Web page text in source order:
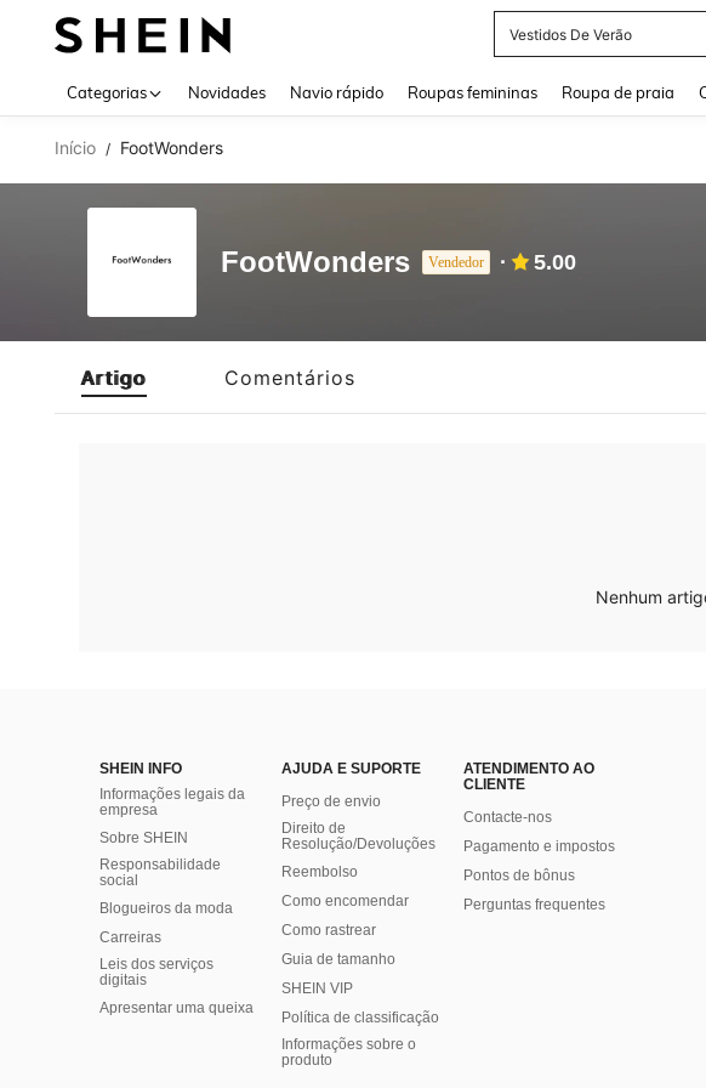
Vestidos De Verão
Categorias Novidades Navio rápido Roupas femininas Roupa de praia
Início / FootWonders
FootWonders Vendedor 5.00
Artigo Comentários
Nenhum
SHEIN INFO
Informações legais da
empresa
Sobre SHEIN
Responsabilidade
social
Blogueiros da moda
Carreiras
Leis dos serviços
digitais
Apresentar uma queixa
AJUDA E SUPORTE
Preço de envio
Direito de
Resolução/Devoluções
Reembolso
Como encomendar
Como rastrear
Guia de tamanho
SHEIN VIP
Política de classificação
​Informações sobre o
produto
ATENDIMENTO AO
CLIENTE
Contacte-nos
Pagamento e impostos
Pontos de bônus
Perguntas frequentes